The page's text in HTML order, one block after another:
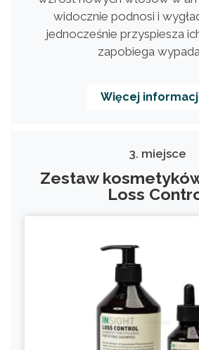
widocznie podnosi i
jednocześnie przyspiesza
zapobiega
Więcej
3. miejsce
Zestaw
Loss